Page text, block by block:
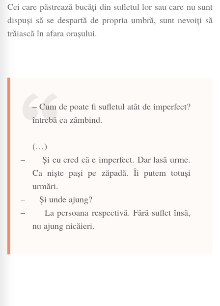
Cei care păstrează bucăți din sufletul lor sau care nu sunt
dispuși să se despartă de propria umbră, sunt nevoiți să
trăiască în afara orașului.
– Cum de poate fi sufletul atât de imperfect?
întrebă ea zâmbind.
(…)
–
Și eu cred că e imperfect. Dar lasă urme.
Ca niște pași pe zăpadă. Îi putem totuși
urmări.
–
Și unde ajung?
–
La persoana respectivă. Fără suflet însă,
nu ajung nicăieri.